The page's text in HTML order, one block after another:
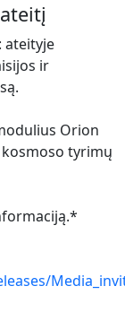
ateityje
ir
Orion
tyrimų